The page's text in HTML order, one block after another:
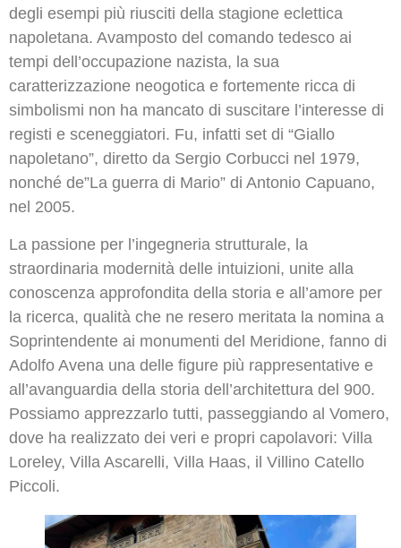
degli esempi più riusciti della stagione eclettica
napoletana. Avamposto del comando tedesco ai
tempi dell’occupazione nazista, la sua
caratterizzazione neogotica e fortemente ricca di
simbolismi non ha mancato di suscitare l’interesse di
registi e sceneggiatori. Fu, infatti set di “Giallo
napoletano”, diretto da Sergio Corbucci nel 1979,
nonché de”La guerra di Mario” di Antonio Capuano,
nel 2005.
La passione per l’ingegneria strutturale, la
straordinaria modernità delle intuizioni, unite alla
conoscenza approfondita della storia e all’amore per
la ricerca, qualità che ne resero meritata la nomina a
Soprintendente ai monumenti del Meridione, fanno di
Adolfo Avena una delle figure più rappresentative e
all’avanguardia della storia dell’architettura del 900.
Possiamo apprezzarlo tutti, passeggiando al Vomero,
dove ha realizzato dei veri e propri capolavori: Villa
Loreley, Villa Ascarelli, Villa Haas, il Villino Catello
Piccoli.